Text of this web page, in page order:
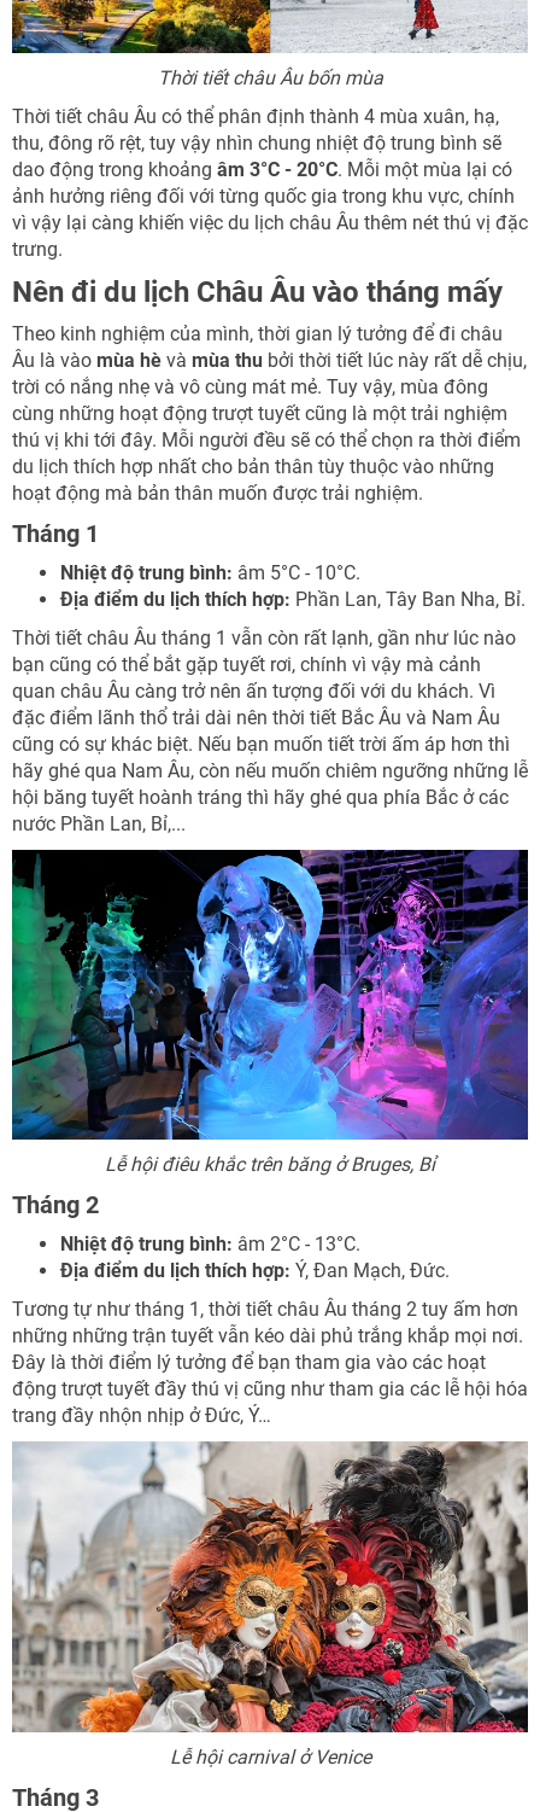
Thời tiết châu Âu bốn mùa
Thời tiết châu Âu có thể phân định thành 4 mùa xuân, hạ,
thu, đông rõ rệt, tuy vậy nhìn chung nhiệt độ trung bình sẽ
dao động trong khoảng âm 3°C - 20°C. Mỗi một mùa lại có
ảnh hưởng riêng đối với từng quốc gia trong khu vực, chính
vì vậy lại càng khiến việc du lịch châu Âu thêm nét thú vị đặc
trưng.
Nên đi du lịch Châu Âu vào tháng mấy
Theo kinh nghiệm của mình, thời gian lý tưởng để đi châu
Âu là vào mùa hè và mùa thu bởi thời tiết lúc này rất dễ chịu,
trời có nắng nhẹ và vô cùng mát mẻ. Tuy vậy, mùa đông
cùng những hoạt động trượt tuyết cũng là một trải nghiệm
thú vị khi tới đây. Mỗi người đều sẽ có thể chọn ra thời điểm
du lịch thích hợp nhất cho bản thân tùy thuộc vào những
hoạt động mà bản thân muốn được trải nghiệm.
Tháng 1
Nhiệt độ trung bình: âm 5°C - 10°C.
Địa điểm du lịch thích hợp: Phần Lan, Tây Ban Nha, Bỉ.
Thời tiết châu Âu tháng 1 vẫn còn rất lạnh, gần như lúc nào
bạn cũng có thể bắt gặp tuyết rơi, chính vì vậy mà cảnh
quan châu Âu càng trở nên ấn tượng đối với du khách. Vì
đặc điểm lãnh thổ trải dài nên thời tiết Bắc Âu và Nam Âu
cũng có sự khác biệt. Nếu bạn muốn tiết trời ấm áp hơn thì
hãy ghé qua Nam Âu, còn nếu muốn chiêm ngưỡng những lễ
hội băng tuyết hoành tráng thì hãy ghé qua phía Bắc ở các
nước Phần Lan, Bỉ,...
Lễ hội điêu khắc trên băng ở Bruges, Bỉ
Tháng 2
Nhiệt độ trung bình: âm 2°C - 13°C.
Địa điểm du lịch thích hợp: Ý, Đan Mạch, Đức.
Tương tự như tháng 1, thời tiết châu Âu tháng 2 tuy ấm hơn
những những trận tuyết vẫn kéo dài phủ trắng khắp mọi nơi.
Đây là thời điểm lý tưởng để bạn tham gia vào các hoạt
động trượt tuyết đầy thú vị cũng như tham gia các lễ hội hóa
trang đầy nhộn nhịp ở Đức, Ý…
Lễ hội carnival ở Venice
Tháng 3
TƯ VẤN NGAY
TƯ VẤN NGAY
Nhận ưu đãi ngay!
Nhận ưu đãi ngay
TƯ VẤN NGAY
TƯ VẤN NGAY
NHẬN ƯU ĐÃI NGAY
TƯ VẤN NGAY